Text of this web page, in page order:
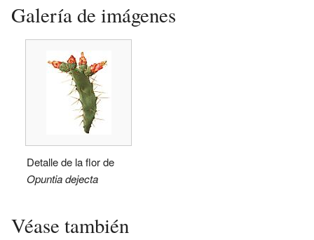
Galería de imágenes
Detalle de la flor de
Opuntia dejecta
Véase también